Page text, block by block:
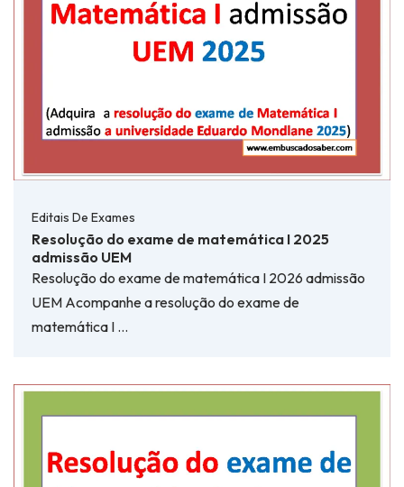
Editais De Exames
Resolução do exame de matemática I 2025
admissão UEM
Resolução do exame de matemática I 2026 admissão
UEM Acompanhe a resolução do exame de
matemática I …